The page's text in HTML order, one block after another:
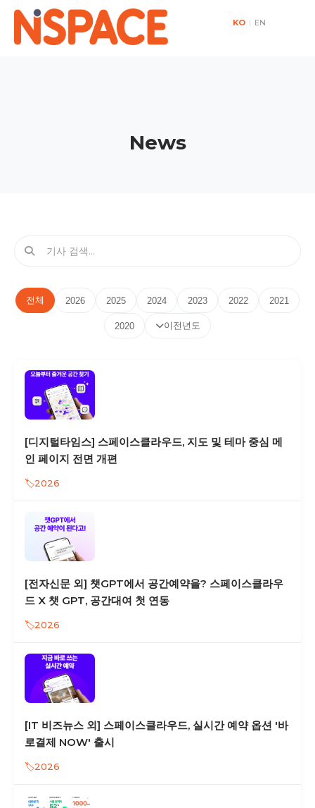
KO | EN
News
전체 2026 2025 2024 2023 2022 2021
2020 이전년도
[디지털타임스] 스페이스클라우드, 지도 및 테마 중심 메
인 페이지 전면 개편
2026
[전자신문 외] 챗GPT에서 공간예약을? 스페이스클라우
드 X 챗 GPT, 공간대여 첫 연동
2026
[IT 비즈뉴스 외] 스페이스클라우드, 실시간 예약 옵션 '바
로결제 NOW' 출시
2026